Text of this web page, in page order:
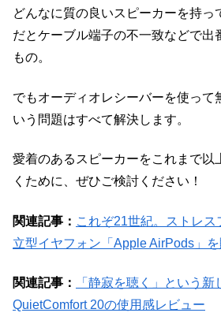
どんなに質の良いスピーカーを持っ
だとケーブル端子の不一致などで出
もの。
でもオーディオレシーバーを使って
いう問題はすべて解決します。
愛着のあるスピーカーをこれまで以
くために、ぜひご検討ください！
関連記事： これぞ21世紀。ストレ
立型イヤフォン「Apple AirPods」を
関連記事：
「静寂を聴く」という
QuietComfort 20の使用感レビュー